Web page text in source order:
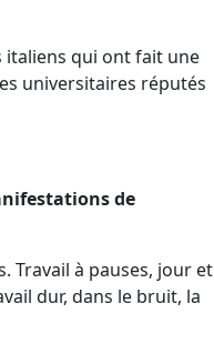
italiens qui ont fait une
universitaires réputés
de
Travail à pauses, jour et
dur, dans le bruit, la